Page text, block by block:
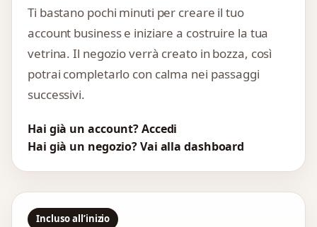
Ti bastano pochi minuti per creare il tuo
account business e iniziare a costruire la tua
vetrina. Il negozio verrà creato in bozza, così
potrai completarlo con calma nei passaggi
successivi.
Hai già un account? Accedi
Hai già un negozio? Vai alla dashboard
Incluso all’inizio